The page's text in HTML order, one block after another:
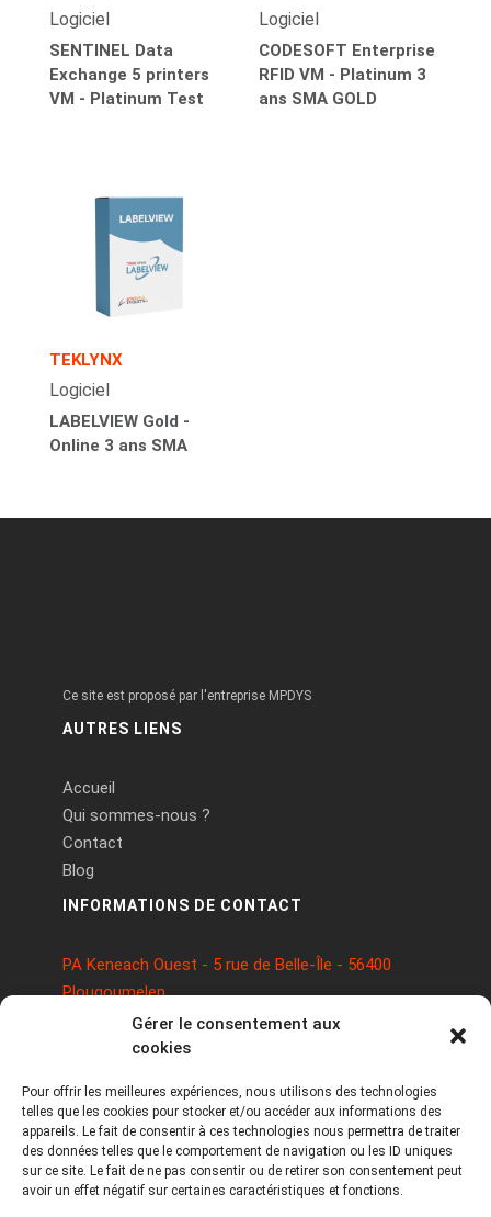
Gérer le consentement aux
cookies
Pour offrir les meilleures expériences, nous utilisons des technologies
telles que les cookies pour stocker et/ou accéder aux informations des
appareils. Le fait de consentir à ces technologies nous permettra de traiter
des données telles que le comportement de navigation ou les ID uniques
sur ce site. Le fait de ne pas consentir ou de retirer son consentement peut
avoir un effet négatif sur certaines caractéristiques et fonctions.
Logiciel
SENTINEL Data
Exchange 5 printers
VM - Platinum Test
Logiciel
CODESOFT Enterprise
RFID VM - Platinum 3
ans SMA GOLD
TEKLYNX
Logiciel
LABELVIEW Gold -
Online 3 ans SMA
Ce site est proposé par l'entreprise MPDYS
AUTRES LIENS
Accueil
Qui sommes-nous ?
Contact
Blog
INFORMATIONS DE CONTACT
PA Keneach Ouest - 5 rue de Belle-Île - 56400
Plougoumelen
contact@logiciels-etiquettes.com
09 71 37 25 93